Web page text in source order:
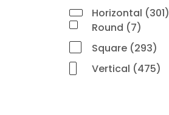
Horizontal (301)
Round (7)
Square (293)
Vertical (475)